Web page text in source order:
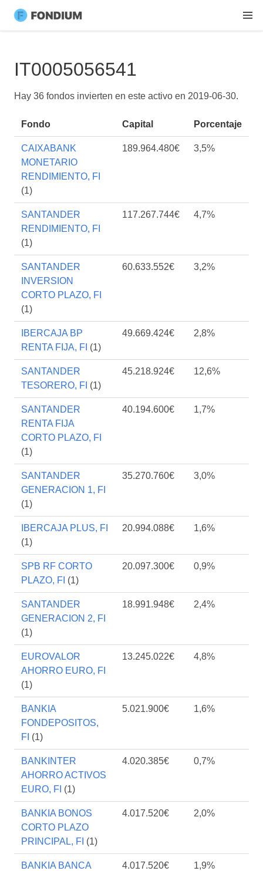
IT0005056541
Hay 36 fondos invierten en este activo en 2019-06-30.
Fondo Capital Porcentaje
CAIXABANK
MONETARIO
RENDIMIENTO, FI
(1)
189.964.480€ 3,5%
SANTANDER
RENDIMIENTO, FI
(1)
117.267.744€ 4,7%
SANTANDER
INVERSION
CORTO PLAZO, FI
(1)
60.633.552€ 3,2%
IBERCAJA BP
RENTA FIJA, FI (1)
49.669.424€ 2,8%
SANTANDER
TESORERO, FI (1)
45.218.924€ 12,6%
SANTANDER
RENTA FIJA
CORTO PLAZO, FI
(1)
40.194.600€ 1,7%
SANTANDER
GENERACION 1, FI
(1)
35.270.760€ 3,0%
IBERCAJA PLUS, FI
(1)
20.994.088€ 1,6%
SPB RF CORTO
PLAZO, FI (1)
20.097.300€ 0,9%
SANTANDER
GENERACION 2, FI
(1)
18.991.948€ 2,4%
EUROVALOR
AHORRO EURO, FI
(1)
13.245.022€ 4,8%
BANKIA
FONDEPOSITOS,
FI (1)
5.021.900€ 1,6%
BANKINTER
AHORRO ACTIVOS
EURO, FI (1)
4.020.385€ 0,7%
BANKIA BONOS
CORTO PLAZO
PRINCIPAL, FI (1)
4.017.520€ 2,0%
BANKIA BANCA
4.017.520€ 1,9%